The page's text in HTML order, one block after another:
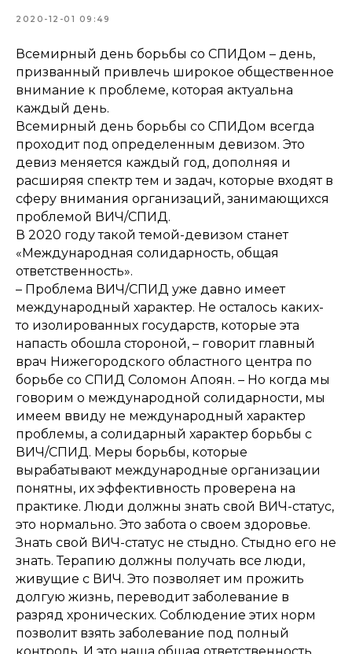
2020-12-01 09:49
Всемирный день борьбы со СПИДом – день,
призванный привлечь широкое общественное
внимание к проблеме, которая актуальна
каждый день.
Всемирный день борьбы со СПИДом всегда
проходит под определенным девизом. Это
девиз меняется каждый год, дополняя и
расширяя спектр тем и задач, которые входят в
сферу внимания организаций, занимающихся
проблемой ВИЧ/СПИД.
В 2020 году такой темой-девизом станет
«Международная солидарность, общая
ответственность».
– Проблема ВИЧ/СПИД уже давно имеет
международный характер. Не осталось каких-
то изолированных государств, которые эта
напасть обошла стороной, – говорит главный
врач Нижегородского областного центра по
борьбе со СПИД Соломон Апоян. – Но когда мы
говорим о международной солидарности, мы
имеем ввиду не международный характер
проблемы, а солидарный характер борьбы с
ВИЧ/СПИД. Меры борьбы, которые
вырабатывают международные организации
понятны, их эффективность проверена на
практике. Люди должны знать свой ВИЧ-статус,
это нормально. Это забота о своем здоровье.
Знать свой ВИЧ-статус не стыдно. Стыдно его не
знать. Терапию должны получать все люди,
живущие с ВИЧ. Это позволяет им прожить
долгую жизнь, переводит заболевание в
разряд хронических. Соблюдение этих норм
позволит взять заболевание под полный